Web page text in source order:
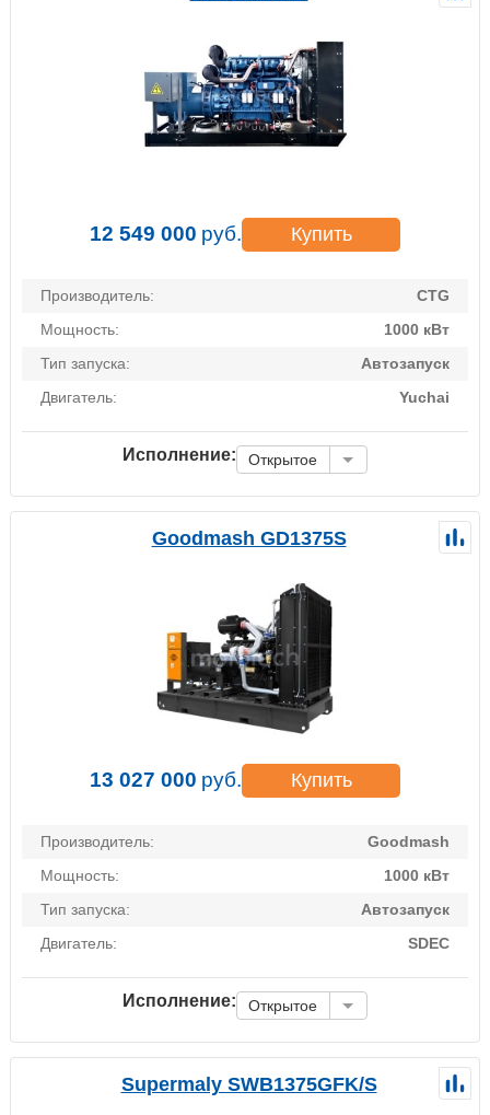
12 549 000 руб. Купить
Производитель:
CTG
Мощность:
1000 кВт
Тип запуска:
Автозапуск
Двигатель:
Yuchai
Исполнение: Открытое
Goodmash GD1375S
13 027 000 руб. Купить
Производитель:
Goodmash
Мощность:
1000 кВт
Тип запуска:
Автозапуск
Двигатель:
SDEC
Исполнение: Открытое
Supermaly SWB1375GFK/S